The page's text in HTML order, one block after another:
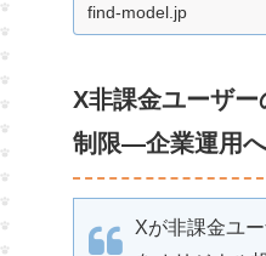
介
find-model.jp
X非課金ユーザ
制限—企業運用
Xが非課金ユ